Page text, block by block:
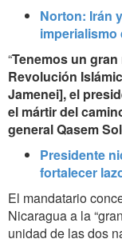
Norton: Irán
imperialismo
“Tenemos un
Revolución
Jamenei], el
el mártir del
general Qasem
Presidente
fortalecer
El mandatario
Nicaragua a la
unidad de las dos